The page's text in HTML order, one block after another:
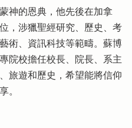
神的恩典，他先後在加拿
，涉獵聖經研究、歷史、考
術、資訊科技等範疇。蘇博
院校擔任校長、院長、系主
旅遊和歷史，希望能將信仰
。